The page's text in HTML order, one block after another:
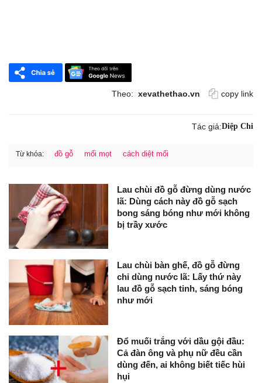
Theo: xevathethao.vn copy link
Tác giả:Diệp Chi
Từ khóa: đồ gỗ mối mọt cách diệt mối
Lau chùi đồ gỗ đừng dùng nước
lã: Dùng cách này đồ gỗ sạch
bong sáng bóng như mới không
bị trầy xước
Lau chùi bàn ghế, đồ gỗ đừng
chỉ dùng nước lã: Lấy thứ này
lau đồ gỗ sạch tinh, sáng bóng
như mới
Đổ muối trắng với dầu gội đầu:
Cả đàn ông và phụ nữ đều cần
dùng đến, ai không biết tiếc hùi
hụi